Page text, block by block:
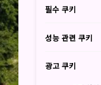
필수 쿠키
성능 관련 쿠키
광고 쿠키